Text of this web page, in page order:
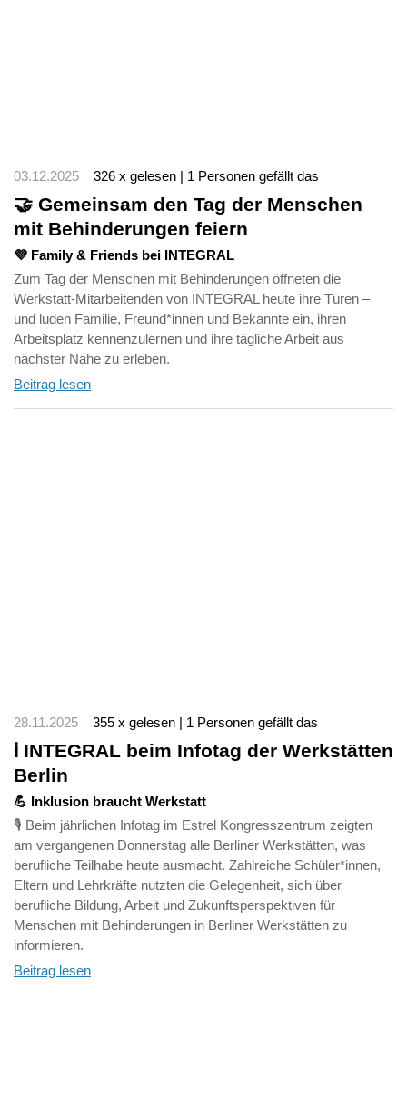
03.12.2025 326 x gelesen | 1 Personen gefällt das
🤝 Gemeinsam den Tag der Menschen
mit Behinderungen feiern
💜 Family & Friends bei INTEGRAL
Zum Tag der Menschen mit Behinderungen öffneten die
Werkstatt-Mitarbeitenden von INTEGRAL heute ihre Türen –
und luden Familie, Freund*innen und Bekannte ein, ihren
Arbeitsplatz kennenzulernen und ihre tägliche Arbeit aus
nächster Nähe zu erleben.
Beitrag lesen
28.11.2025 355 x gelesen | 1 Personen gefällt das
ℹ️ INTEGRAL beim Infotag der Werkstätten
Berlin
💪 Inklusion braucht Werkstatt
🎙️ Beim jährlichen Infotag im Estrel Kongresszentrum zeigten
am vergangenen Donnerstag alle Berliner Werkstätten, was
berufliche Teilhabe heute ausmacht. Zahlreiche Schüler*innen,
Eltern und Lehrkräfte nutzten die Gelegenheit, sich über
berufliche Bildung, Arbeit und Zukunftsperspektiven für
Menschen mit Behinderungen in Berliner Werkstätten zu
informieren.
Beitrag lesen